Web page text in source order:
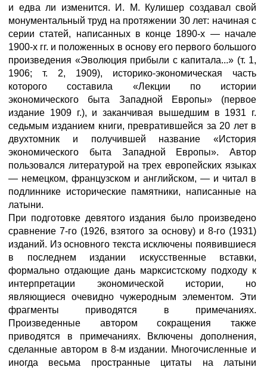
и едва ли изменится. И. М. Кулишер создавал свой
монументальный труд на протяжении 30 лет: начиная с
серии статей, написанных в конце 1890-х — начале
1900-х гг. и положенных в основу его первого большого
произведения «Эволюция прибыли с капитала...» (т. 1,
1906; т. 2, 1909), историко-экономическая часть
которого составила «Лекции по истории
экономического быта Западной Европы» (первое
издание 1909 г.), и заканчивая вышедшим в 1931 г.
седьмым изданием книги, превратившейся за 20 лет в
двухтомник и получившей название «История
экономического быта Западной Европы». Автор
пользовался литературой на трех европейских языках
— немецком, французском и английском, — и читал в
подлиннике исторические памятники, написанные на
латыни.
При подготовке девятого издания было произведено
сравнение 7-го (1926, взятого за основу) и 8-го (1931)
изданий. Из основного текста исключены появившиеся
в последнем издании искусственные вставки,
формально отдающие дань марксистскому подходу к
интерпретации экономической истории, но
являющиеся очевидно чужеродным элементом. Эти
фрагменты приводятся в примечаниях.
Произведенные автором сокращения также
приводятся в примечаниях. Включены дополнения,
сделанные автором в 8-м издании. Многочисленные и
иногда весьма пространные цитаты на латыни